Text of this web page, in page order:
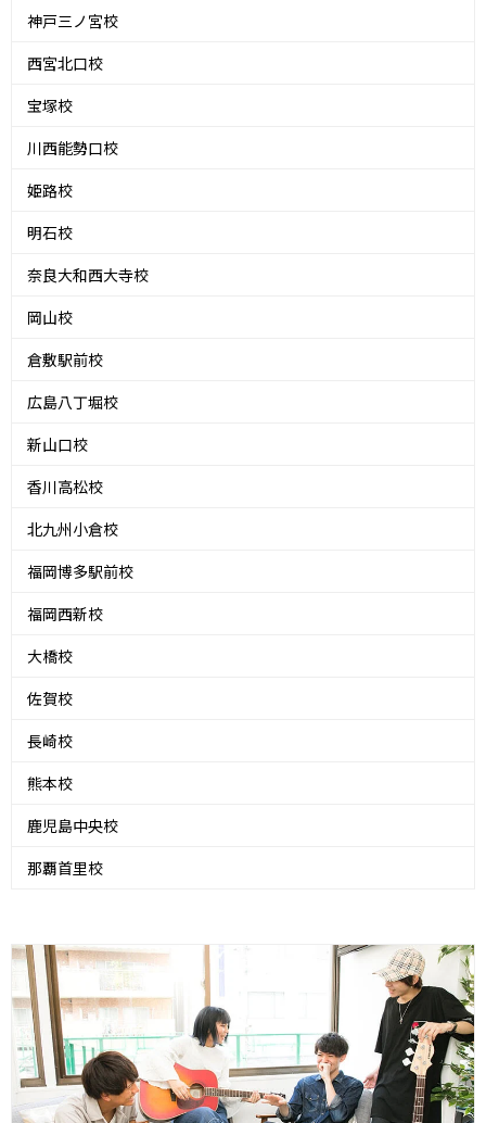
神戸三ノ宮校
西宮北口校
宝塚校
川西能勢口校
姫路校
明石校
奈良大和西大寺校
岡山校
倉敷駅前校
広島八丁堀校
新山口校
香川高松校
北九州小倉校
福岡博多駅前校
福岡西新校
大橋校
佐賀校
長崎校
熊本校
鹿児島中央校
那覇首里校